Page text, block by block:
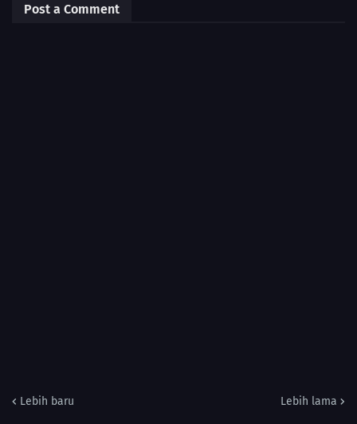
Post a Comment
Lebih baru Lebih lama